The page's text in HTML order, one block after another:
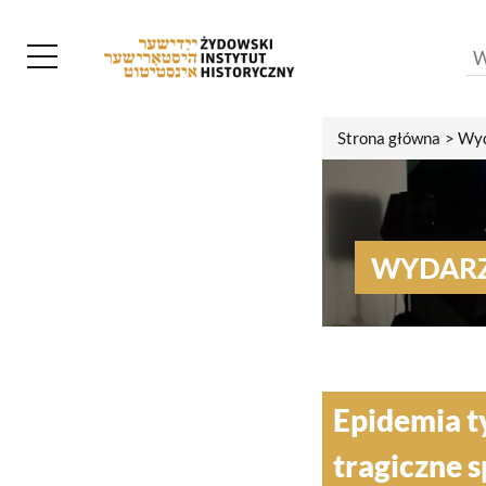
Strona główna
Epidemia
tragiczne